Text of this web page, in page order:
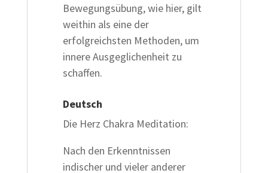
Bewegungsübung, wie hier, gilt
weithin als eine der
erfolgreichsten Methoden, um
innere Ausgeglichenheit zu
schaffen.
Deutsch
Die Herz Chakra Meditation:
Nach den Erkenntnissen
indischer und vieler anderer